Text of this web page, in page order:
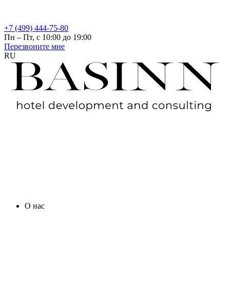
+7 (499) 444-75-80
Пн – Пт, с 10:00 до 19:00
Перезвоните мне
RU
О нас